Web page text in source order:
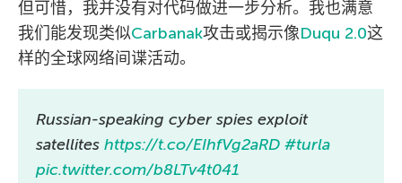
但可惜，我并没有对代码做进一步分析。我也满意
我们能发现类似Carbanak攻击或揭示像Duqu 2.0这
样的全球网络间谍活动。
Russian-speaking cyber spies exploit
satellites https://t.co/EIhfVg2aRD #turla
pic.twitter.com/b8LTv4t041